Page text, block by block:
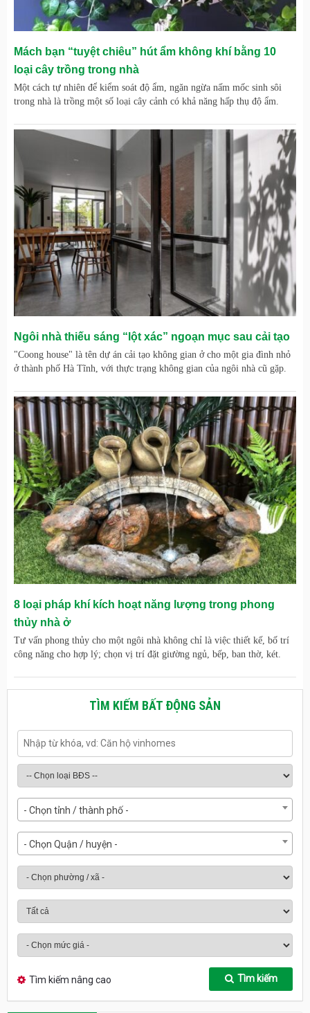
Mách bạn “tuyệt chiêu” hút ẩm không khí bằng 10
loại cây trồng trong nhà
Một cách tự nhiên để kiểm soát độ ẩm, ngăn ngừa nấm mốc sinh sôi
trong nhà là trồng một số loại cây cảnh có khả năng hấp thụ độ ẩm.
Ngôi nhà thiếu sáng “lột xác” ngoạn mục sau cải tạo
"Coong house" là tên dự án cải tạo không gian ở cho một gia đình nhỏ
ở thành phố Hà Tĩnh, với thực trạng không gian của ngôi nhà cũ gặp.
8 loại pháp khí kích hoạt năng lượng trong phong
thủy nhà ở
Tư vấn phong thủy cho một ngôi nhà không chỉ là việc thiết kế, bố trí
công năng cho hợp lý; chọn vị trí đặt giường ngủ, bếp, ban thờ, két.
TÌM KIẾM BẤT ĐỘNG SẢN
- Chọn tỉnh / thành phố -
- Chọn Quận / huyện -
Tìm kiếm nâng cao Tìm kiếm